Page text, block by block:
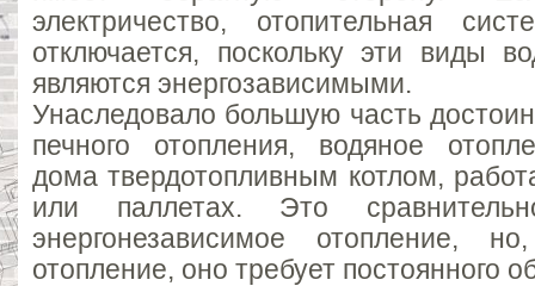
электричество, отопительная
отключается, поскольку эти виды
являются энергозависимыми.
Унаследовало большую часть
печного отопления, водяное
дома твердотопливным котлом,
или паллетах. Это
энергонезависимое отопление,
отопление, оно требует постоянного